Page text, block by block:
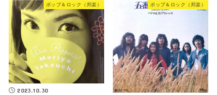
ポップ＆ロック（邦楽）
2023.10.30
ポップ＆ロック（邦楽）